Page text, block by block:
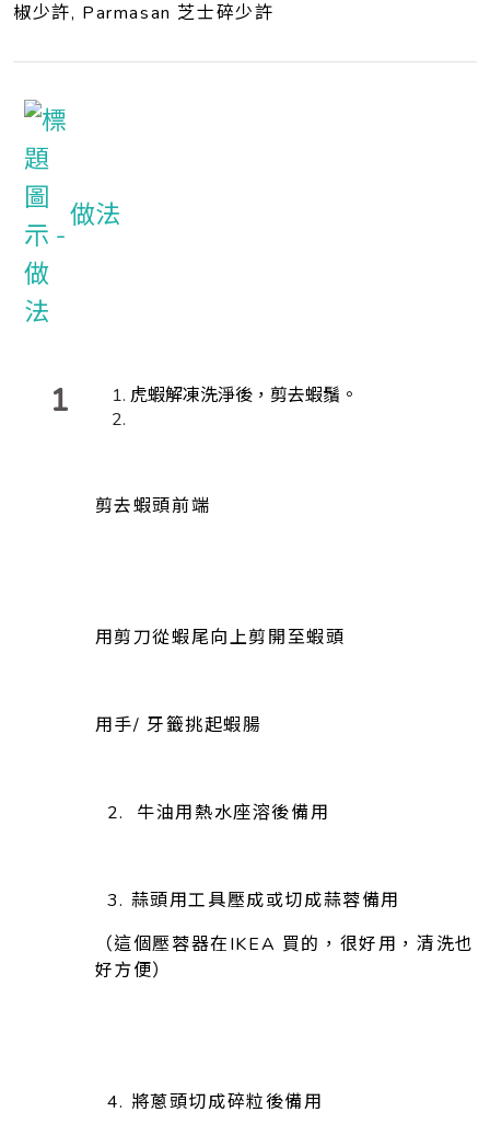
椒少許, Parmasan 芝士碎少許
做法
1 虎蝦解凍洗淨後，剪去蝦鬚。
剪去蝦頭前端
用剪刀從蝦尾向上剪開至蝦頭
用手/ 牙籤挑起蝦腸
2. 牛油用熱水座溶後備用
3. 蒜頭用工具壓成或切成蒜蓉備用
（這個壓蓉器在IKEA 買的，很好用，清洗也
好方便）
4. 將蔥頭切成碎粒後備用